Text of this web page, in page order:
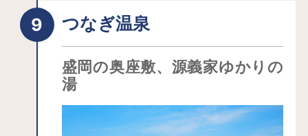
か、直接職人さんから手ほどきを受け
ながらオリジナル作品をつくることが
できます。南部せんべいを焼いたり、
冷麺作ったりといった体験もでき、子
どもから大人まで楽しめます。
南部曲り家は江戸時代後期に建てられ
つなぎ温泉
盛岡の奥座敷、源義家ゆかりの
湯